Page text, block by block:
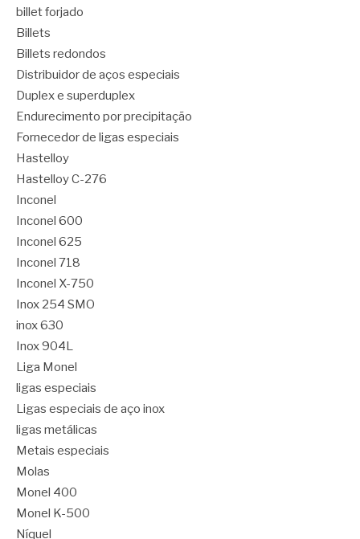
billet forjado
Billets
Billets redondos
Distribuidor de aços especiais
Duplex e superduplex
Endurecimento por precipitação
Fornecedor de ligas especiais
Hastelloy
Hastelloy C-276
Inconel
Inconel 600
Inconel 625
Inconel 718
Inconel X-750
Inox 254 SMO
inox 630
Inox 904L
Liga Monel
ligas especiais
Ligas especiais de aço inox
ligas metálicas
Metais especiais
Molas
Monel 400
Monel K-500
Níquel